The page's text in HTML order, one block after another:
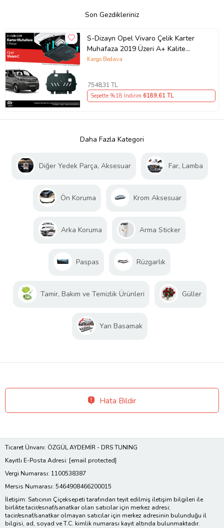
Son Gezdikleriniz
S-Dizayn Opel Vivaro Çelik Karter
Muhafaza 2019 Üzeri A+ Kalite
(Karışık)
Kargo Bedava
7548,31 TL
Sepette %18 İndirim 6189,61 TL
Daha Fazla Kategori
Diğer Yedek Parça, Aksesuar Far, Lamba
Ön Koruma Krom Aksesuar
Arka Koruma Arma Sticker
Paspas Rüzgarlık
Tamir, Bakım ve Temizlik Ürünleri Güller
Yan Basamak
Hata Bildir
Ticaret Ünvanı: ÖZGÜL AYDEMİR - DRS TUNING
Kayıtlı E-Posta Adresi: [email protected]
Vergi Numarası: 1100538387
Mersis Numarası: 5464908466200015
İletişim: Satıcının Çiçeksepeti tarafından teyit edilmiş iletişim bilgileri ile
birlikte tacir/esnaf/sanatkar olan satıcılar için merkez adresi;
tacir/esnaf/sanatkar olmayan satıcılar için merkez adresinin bulunduğu il
bilgisi, ad, soyad ve T.C. kimlik numarası kayıt altında bulunmaktadır.